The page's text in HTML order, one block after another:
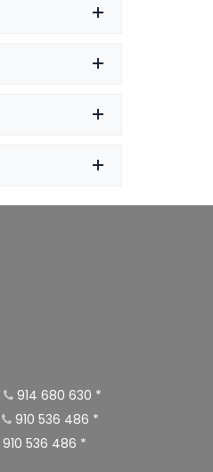
914 680 630 *
910 536 486 *
910 536 486 *